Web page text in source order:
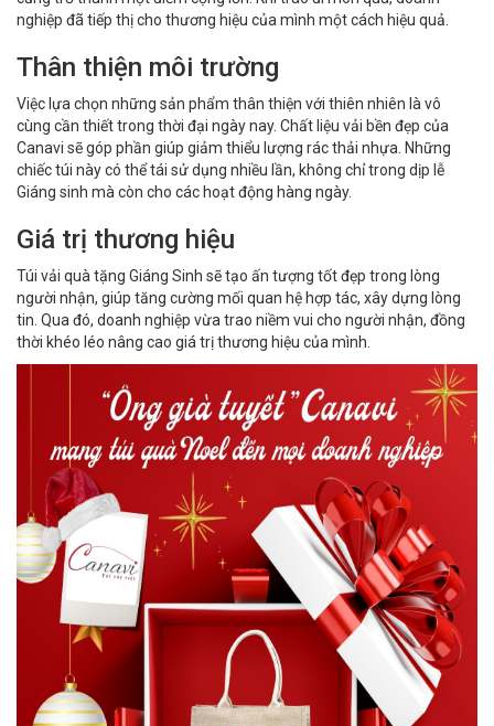
nghiệp đã tiếp thị cho thương hiệu của mình một cách hiệu quả.
Thân thiện môi trường
Việc lựa chọn những sản phẩm thân thiện với thiên nhiên là vô
cùng cần thiết trong thời đại ngày nay. Chất liệu vải bền đẹp của
Canavi sẽ góp phần giúp giảm thiểu lượng rác thải nhựa. Những
chiếc túi này có thể tái sử dụng nhiều lần, không chỉ trong dịp lễ
Giáng sinh mà còn cho các hoạt động hàng ngày.
Giá trị thương hiệu
Túi vải quà tặng Giáng Sinh sẽ tạo ấn tượng tốt đẹp trong lòng
người nhận, giúp tăng cường mối quan hệ hợp tác, xây dựng lòng
tin. Qua đó, doanh nghiệp vừa trao niềm vui cho người nhận, đồng
thời khéo léo nâng cao giá trị thương hiệu của mình.